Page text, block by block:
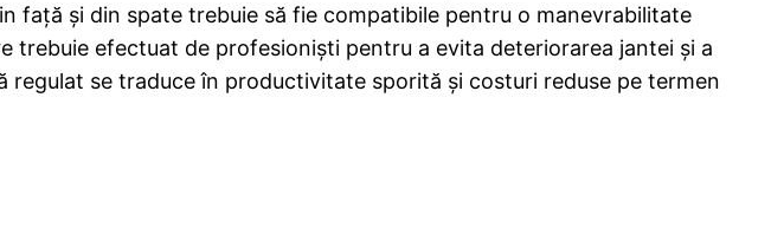
față și din spate trebuie să fie compatibile pentru o manevrabilitate
trebuie efectuat de profesioniști pentru a evita deteriorarea jantei și a
se traduce în productivitate sporită și costuri reduse pe termen